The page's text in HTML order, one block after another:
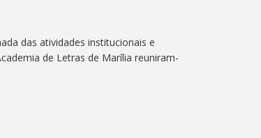
das atividades institucionais e
de Letras de Marília reuniram-